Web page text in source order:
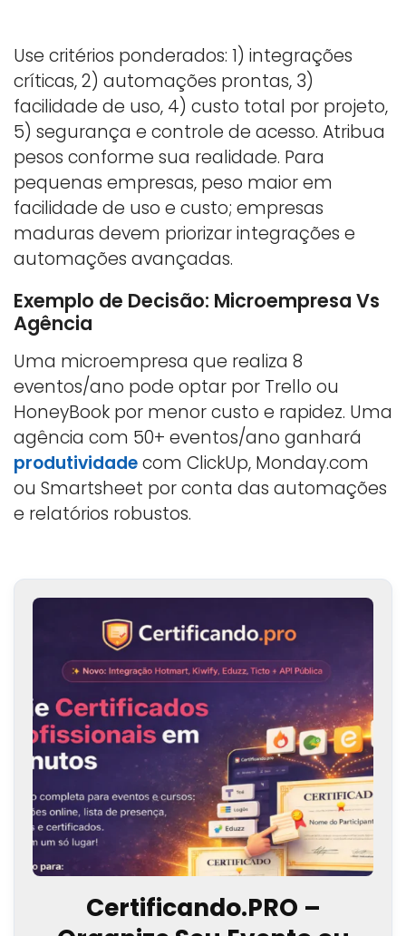
Use critérios ponderados: 1) integrações
críticas, 2) automações prontas, 3)
facilidade de uso, 4) custo total por projeto,
5) segurança e controle de acesso. Atribua
pesos conforme sua realidade. Para
pequenas empresas, peso maior em
facilidade de uso e custo; empresas
maduras devem priorizar integrações e
automações avançadas.
Exemplo de Decisão: Microempresa Vs
Agência
Uma microempresa que realiza 8
eventos/ano pode optar por Trello ou
HoneyBook por menor custo e rapidez. Uma
agência com 50+ eventos/ano ganhará
produtividadecom ClickUp, Monday.com
ou Smartsheet por conta das automações
e relatórios robustos.
Certificando.PRO –